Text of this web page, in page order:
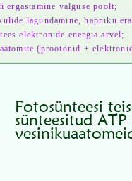
valguse poolt;
lagundamine, hapniku
elektronide energia arvel;
(prootonid +
Fotosünteesi
sünteesitud